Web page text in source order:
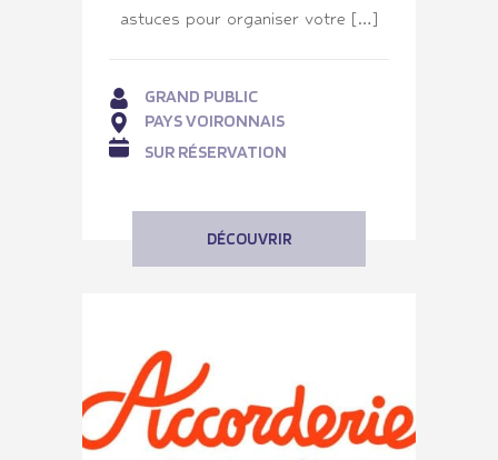
astuces pour organiser votre […]
GRAND PUBLIC
PAYS VOIRONNAIS
SUR RÉSERVATION
DÉCOUVRIR